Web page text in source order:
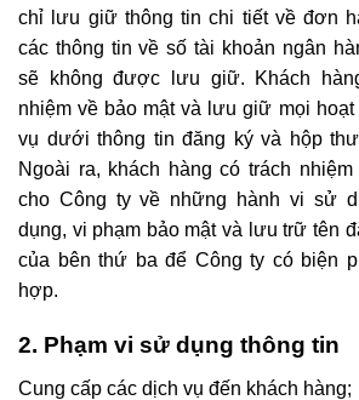
chỉ lưu giữ thông tin chi tiết về đơn
các thông tin về số tài khoản ngân
sẽ không được lưu giữ. Khách
nhiệm về bảo mật và lưu giữ mọi
vụ dưới thông tin đăng ký và hộp
Ngoài ra, khách hàng có trách
cho Công ty về những hành vi sử
dụng, vi phạm bảo mật và lưu trữ tên
của bên thứ ba để Công ty có biện
hợp.
2. Phạm vi sử dụng thông tin
Cung cấp các dịch vụ đến khách hàng;